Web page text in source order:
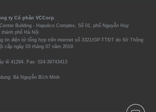
ty Cổ phần VCCorp.
Building - Hapulico Complex, Số 01, phố Nguyễn Huy
phố Hà Nội
tin điện tử tổng hợp trên internet số 3321/GP-TTĐT do Sở Thông
cấp ngày 03 tháng 07 năm 2019.
lẻ 41294. Fax: 024-39743413
Bà Nguyễn Bích Minh